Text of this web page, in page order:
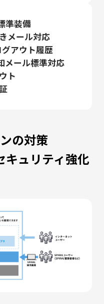
準装備
メール対応
アウト履歴
メール標準対応
ト
の対策
キュリティ強化